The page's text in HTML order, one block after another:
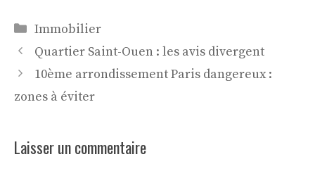
Catégories
Immobilier
Quartier Saint-Ouen : les avis divergent
10ème arrondissement Paris dangereux :
zones à éviter
Laisser un commentaire